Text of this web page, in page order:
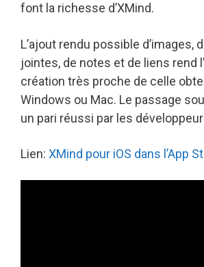
font la richesse d’XMind.
L’ajout rendu possible d’images,
jointes, de notes et de liens rend
création très proche de celle
Windows ou Mac. Le passage
un pari réussi par les
Lien: XMind pour iOS dans l’App